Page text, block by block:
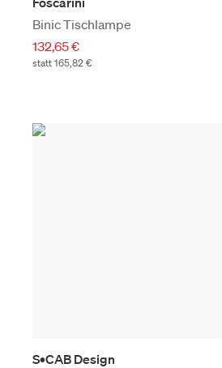
Binic Tischlampe
132,65 €
statt 165,82 €
S•CAB Design